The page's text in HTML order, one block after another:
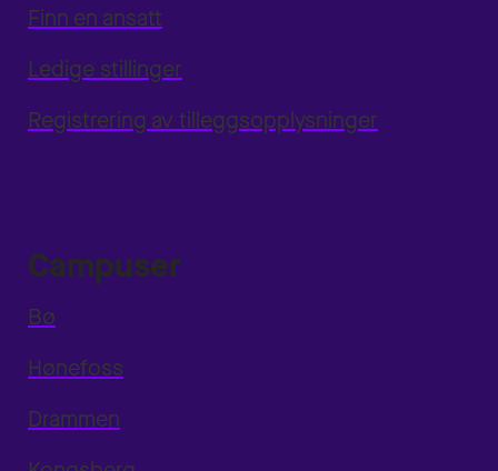
Finn en ansatt
Ledige stillinger
Registrering av tilleggsopplysninger
Campuser
Bø
Hønefoss
Drammen